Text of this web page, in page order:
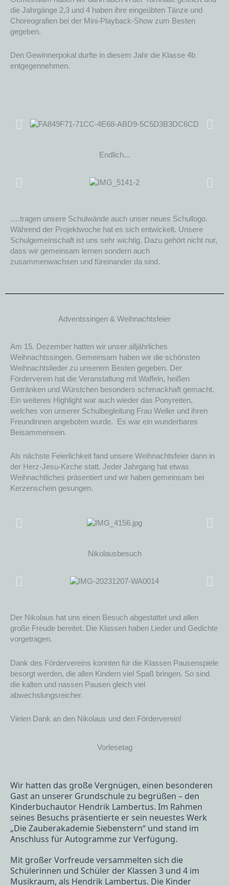
die Jahrgänge 2,3 und 4 haben ihre eingeübten Tänze und
Choreografien bei der Mini-Playback-Show zum Besten
gegeben.
Den Gewinnerpokal durfte in diesem Jahr die Klasse 4b
entgegennehmen.
Endlich...
….tragen unsere Schulwände auch unser neues Schullogo.
Während der Projektwoche hat es sich entwickelt. Unsere
Schulgemeinschaft ist uns sehr wichtig. Dazu gehört nicht nur,
dass wir gemeinsam lernen sondern auch
zusammenwachsen und füreinander da sind.
Adventssingen & Weihnachtsfeier
Am 15. Dezember hatten wir unser alljährliches
Weihnachtssingen. Gemeinsam haben wir die schönsten
Weihnachtslieder zu unserem Besten gegeben. Der
Förderverein hat die Veranstaltung mit Waffeln, heißen
Getränken und Würstchen besonders schmackhaft gemacht.
Ein weiteres Highlight war auch wieder das Ponyreiten,
welches von unserer Schulbegleitung Frau Weller und ihren
Freundinnen angeboten wurde. Es war ein wunderbares
Beisammensein.
Als nächste Feierlichkeit fand unsere Weihnachtsfeier dann in
der Herz-Jesu-Kirche statt. Jeder Jahrgang hat etwas
Weihnachtliches präsentiert und wir haben gemeinsam bei
Kerzenschein gesungen.
Nikolausbesuch
Der Nikolaus hat uns einen Besuch abgestattet und allen
große Freude bereitet. Die Klassen haben Lieder und Gedichte
vorgetragen.
Dank des Fördervereins konnten für die Klassen Pausenspiele
besorgt werden, die allen Kindern viel Spaß bringen. So sind
die kalten und nassen Pausen gleich viel
abwechslungsreicher.
Vielen Dank an den Nikolaus und den Förderverein!
Vorlesetag
Wir hatten das große Vergnügen, einen besonderen
Gast an unserer Grundschule zu begrüßen – den
Kinderbuchautor Hendrik Lambertus. Im Rahmen
seines Besuchs präsentierte er sein neuestes Werk
„Die Zauberakademie Siebenstern“ und stand im
Anschluss für Autogramme zur Verfügung.
Mit großer Vorfreude versammelten sich die
Schülerinnen und Schüler der Klassen 3 und 4 im
Musikraum, als Hendrik Lambertus. Die Kinder